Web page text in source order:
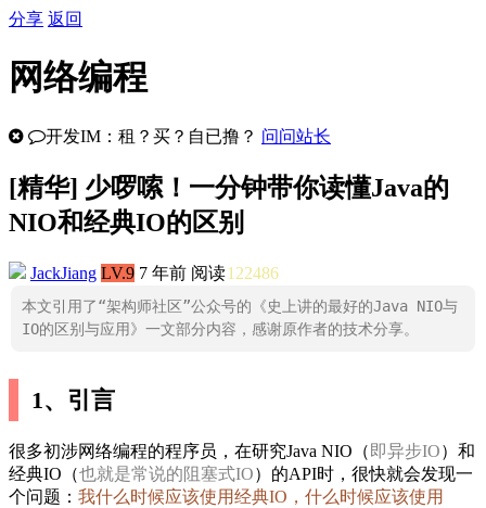
分享 返回
网络编程
开发IM：租？买？自已撸？ 问问站长
[精华] 少啰嗦！一分钟带你读懂Java的
NIO和经典IO的区别
JackJiang LV.9 7 年前 阅读122486
本文引用了“架构师社区”公众号的《史上讲的最好的Java NIO与
IO的区别与应用》一文部分内容，感谢原作者的技术分享。
1、引言
很多初涉网络编程的程序员，在研究Java NIO（ 即异步IO）和
经典IO（也就是常说的阻塞式IO）的API时，很快就会发现一
个问题： 我什么时候应该使用经典IO，什么时候应该使用